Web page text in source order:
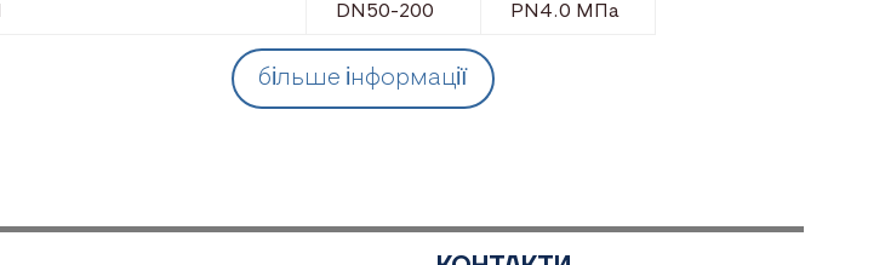
DN50-200 PN4.0 МПа
більше інформації